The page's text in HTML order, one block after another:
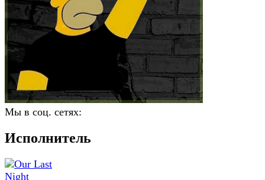
Мы в соц. сетях:
Исполнитель